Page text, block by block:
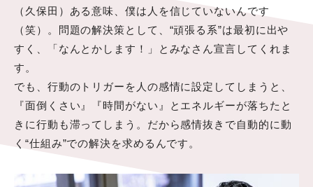
（久保田）ある意味、僕は人を信じていないんです
（笑）。問題の解決策として、“頑張る系”は最初に出や
すく、「なんとかします！」とみなさん宣言してくれま
す。
でも、行動のトリガーを人の感情に設定してしまうと、
『面倒くさい』『時間がない』とエネルギーが落ちたと
きに行動も滞ってしまう。だから感情抜きで自動的に動
く“仕組み”での解決を求めるんです。